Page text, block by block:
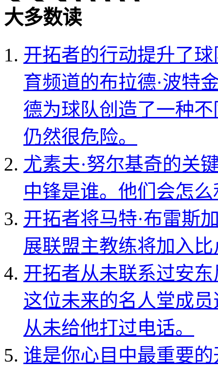
大多数读
开拓者的行动提升了
育频道的布拉德·波特
德为球队创造了一种
仍然很危险。
尤素夫·努尔基奇的关
中锋是谁。他们会怎
开拓者将马特·布雷斯
展联盟主教练将加入
开拓者从未联系过安东
这位未来的名人堂成
从未给他打过电话。
谁是你心目中最重要